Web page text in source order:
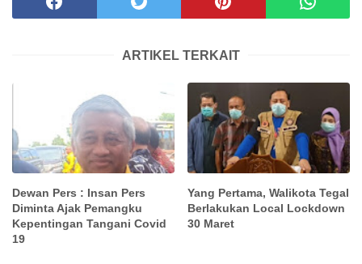
ARTIKEL TERKAIT
Dewan Pers : Insan Pers
Diminta Ajak Pemangku
Kepentingan Tangani Covid
19
Yang Pertama, Walikota Tegal
Berlakukan Local Lockdown
30 Maret